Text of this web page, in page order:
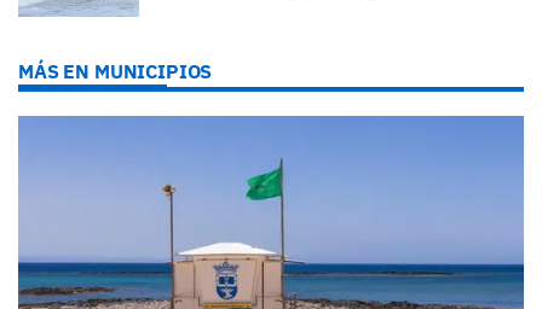
MÁS EN MUNICIPIOS